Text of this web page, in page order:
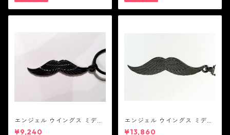
エンジェル ウイングス ミディ
アム ペンダント ブラック コー
¥9,240
エンジェル ウイングス ミディ
アム ペンダント ブラック
¥13,860